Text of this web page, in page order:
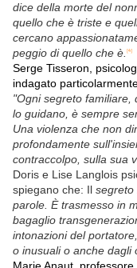
dice della morte del
quello che è triste e
cercano
peggio di quello che è.
[4]
Serge Tisseron ,
indagato
"Ogni segreto familiare,
lo guidano, è sempre
Una violenza che non
profondamente
contraccolpo, sulla sua
Doris e Lise Langlois
spiegano che: Il segreto
parole. È trasmesso in
bagaglio
intonazioni del
o inusuali o anche dagli